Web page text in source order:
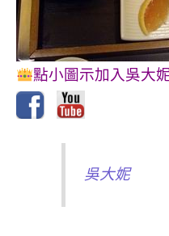
點小圖示加入吳大
吳大妮